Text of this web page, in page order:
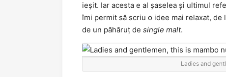
ieșit. Iar acesta e al șaselea și ultimul
îmi permit să scriu o idee mai relaxat,
de un păhăruț de single malt.
Ladies and